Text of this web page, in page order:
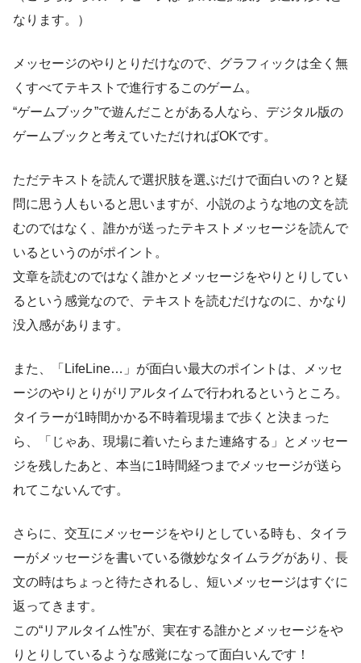
なります。）
メッセージのやりとりだけなので、グラフィックは全く無
くすべてテキストで進行するこのゲーム。
“ゲームブック”で遊んだことがある人なら、デジタル版の
ゲームブックと考えていただければOKです。
ただテキストを読んで選択肢を選ぶだけで面白いの？と疑
問に思う人もいると思いますが、小説のような地の文を読
むのではなく、誰かが送ったテキストメッセージを読んで
いるというのがポイント。
文章を読むのではなく誰かとメッセージをやりとりしてい
るという感覚なので、テキストを読むだけなのに、かなり
没入感があります。
また、「LifeLine…」が面白い最大のポイントは、メッセ
ージのやりとりがリアルタイムで行われるというところ。
タイラーが1時間かかる不時着現場まで歩くと決まった
ら、「じゃあ、現場に着いたらまた連絡する」とメッセー
ジを残したあと、本当に1時間経つまでメッセージが送ら
れてこないんです。
さらに、交互にメッセージをやりとしている時も、タイラ
ーがメッセージを書いている微妙なタイムラグがあり、長
文の時はちょっと待たされるし、短いメッセージはすぐに
返ってきます。
この“リアルタイム性”が、実在する誰かとメッセージをや
りとりしているような感覚になって面白いんです！